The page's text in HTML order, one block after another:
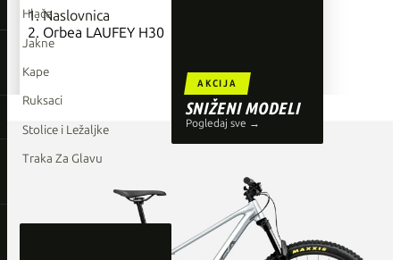
Giant
Orbea
Liv
Shimano
Wahoo
AKCIJA
SNIŽENI MODELI
Pogledaj sve →
Hlače
Jakne
Kape
Ruksaci
Stolice i Ležaljke
Traka Za Glavu
Naslovnica
Orbea LAUFEY H30